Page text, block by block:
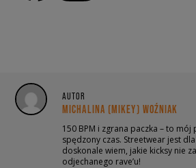
AUTOR
MICHALINA (MIKEY) WOŹNIAK
150 BPM i zgrana paczka – to
spędzony czas. Streetwear jest
doskonale wiem, jakie kicksy nie
odjechanego rave’u!